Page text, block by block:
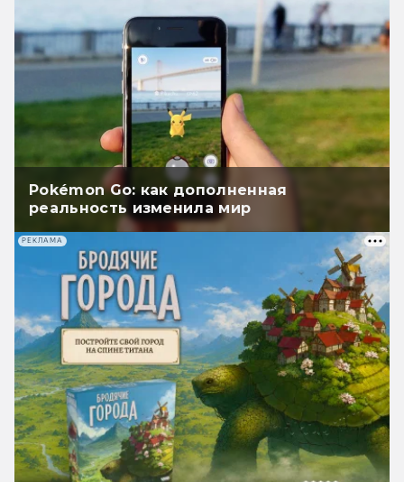
Pokémon Go: как дополненная
реальность изменила мир
РЕКЛАМА